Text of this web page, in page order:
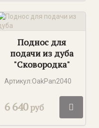
Поднос для
подачи из дуба
"Сковородка"
Артикул:OakPan2040
6 640руб